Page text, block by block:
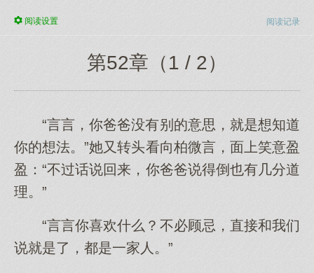
阅读记录
阅读设置
第52章（1 / 2）
“言言，你爸爸没有别的意思，就是想知道
你的想法。”她又转头看向柏微言，面上笑意盈
盈：“不过话说回来，你爸爸说得倒也有几分道
理。”
“言言你喜欢什么？不必顾忌，直接和我们
说就是了，都是一家人。”